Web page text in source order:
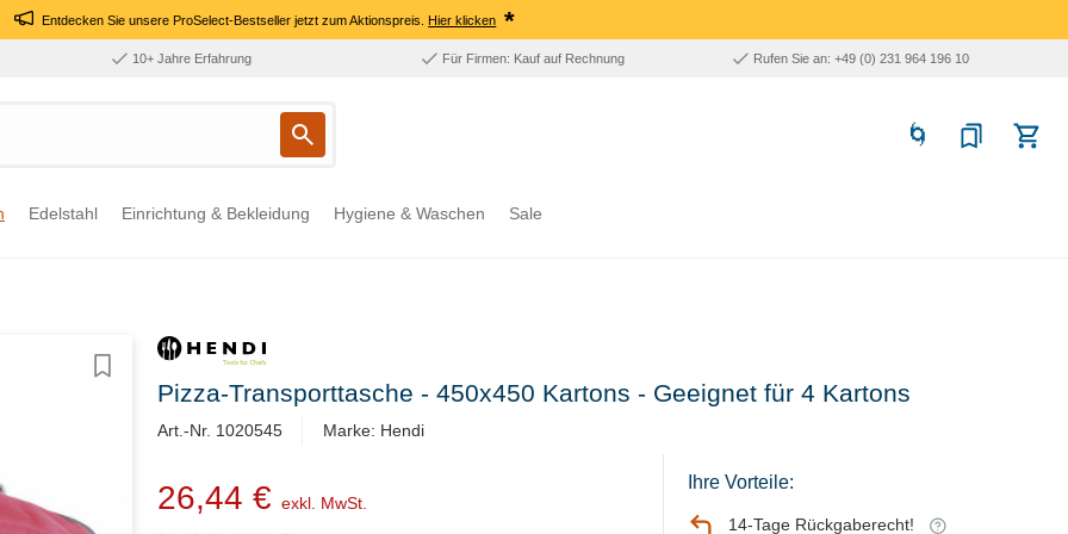
Entdecken Sie unsere ProSelect-Bestseller jetzt zum Aktionspreis.Hier klicken *
10+ Jahre Erfahrung Für Firmen: Kauf auf Rechnung Rufen Sie an: +49 (0) 231 964 196 10
Edelstahl Einrichtung & Bekleidung Hygiene & Waschen Sale
Pizza-Transporttasche - 450x450 Kartons - Geeignet für 4 Kartons
Art.-Nr. 1020545 Marke: Hendi
26,44 € exkl. MwSt.
Ihre Vorteile:
14-Tage Rückgaberecht!